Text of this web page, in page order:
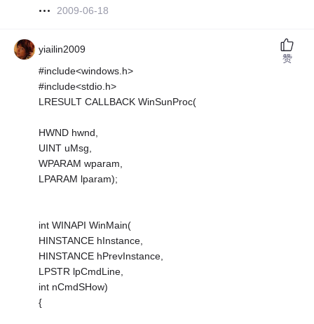
2009-06-18
yiailin2009
#include<windows.h>
#include<stdio.h>
LRESULT CALLBACK WinSunProc(
HWND hwnd,
UINT uMsg,
WPARAM wparam,
LPARAM lparam);
int WINAPI WinMain(
HINSTANCE hInstance,
HINSTANCE hPrevInstance,
LPSTR lpCmdLine,
int nCmdSHow)
{
赞